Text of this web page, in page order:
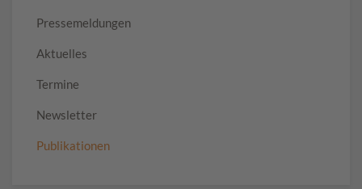
Pressemeldungen
Aktuelles
Termine
Newsletter
Publikationen